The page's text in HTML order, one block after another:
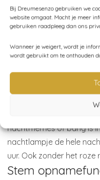
Bij Dreumesenzo gebruiken we
website omgaat. Mocht je meer
gebruiken raadpleeg dan ons
Wanneer je weigert, wordt je
wordt gebruikt om te onthouden
om je baby gerust te
verstoren door de
sfeerverlichting. De
de omgeving in de
bij het verschonen van
van het speentje als je
nachtmerries of bang is
nachtlampje de hele
uur. Ook zonder het roze
Stem